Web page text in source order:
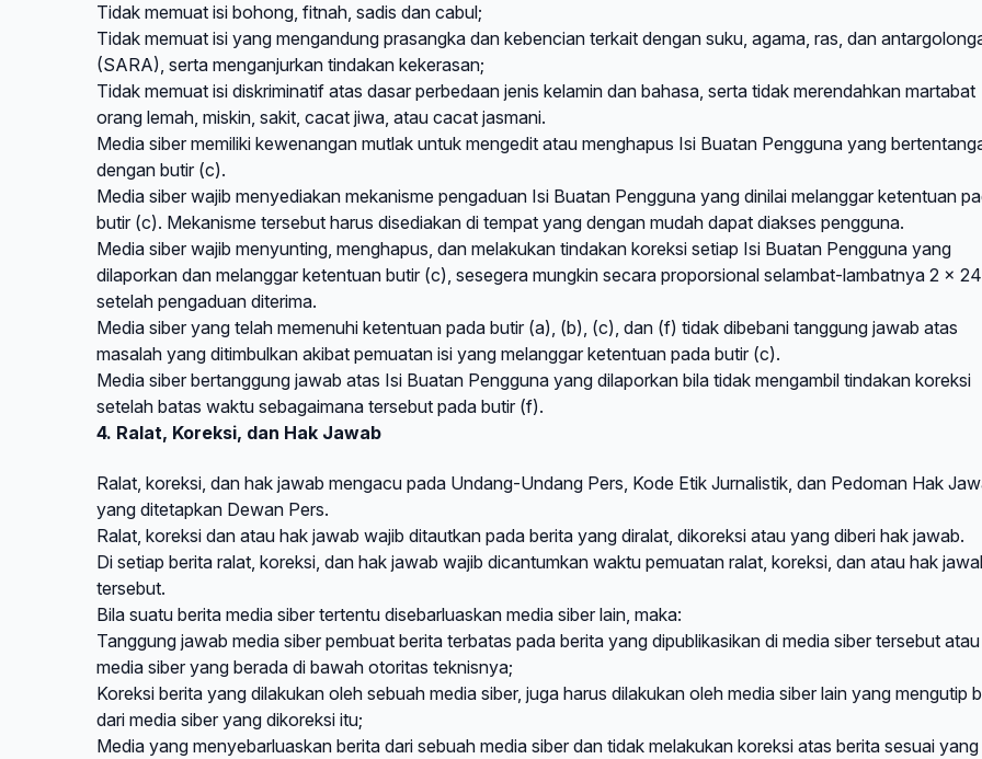
Tidak memuat isi bohong, fitnah, sadis dan cabul;
Tidak memuat isi yang mengandung prasangka dan kebencian terkait dengan suku, agama, ras, dan
(SARA), serta menganjurkan tindakan kekerasan;
Tidak memuat isi diskriminatif atas dasar perbedaan jenis kelamin dan bahasa, serta tidak merendahkan martabat
orang lemah, miskin, sakit, cacat jiwa, atau cacat jasmani.
Media siber memiliki kewenangan mutlak untuk mengedit atau menghapus Isi Buatan Pengguna yang
dengan butir (c).
Media siber wajib menyediakan mekanisme pengaduan Isi Buatan Pengguna yang dinilai melanggar ketentuan
butir (c). Mekanisme tersebut harus disediakan di tempat yang dengan mudah dapat diakses pengguna.
Media siber wajib menyunting, menghapus, dan melakukan tindakan koreksi setiap Isi Buatan Pengguna yang
dilaporkan dan melanggar ketentuan butir (c), sesegera mungkin secara proporsional selambat-lambatnya 2 x
setelah pengaduan diterima.
Media siber yang telah memenuhi ketentuan pada butir (a), (b), (c), dan (f) tidak dibebani tanggung jawab atas
masalah yang ditimbulkan akibat pemuatan isi yang melanggar ketentuan pada butir (c).
Media siber bertanggung jawab atas Isi Buatan Pengguna yang dilaporkan bila tidak mengambil tindakan koreksi
setelah batas waktu sebagaimana tersebut pada butir (f).
4. Ralat, Koreksi, dan Hak Jawab
Ralat, koreksi, dan hak jawab mengacu pada Undang-Undang Pers, Kode Etik Jurnalistik, dan Pedoman Hak
yang ditetapkan Dewan Pers.
Ralat, koreksi dan atau hak jawab wajib ditautkan pada berita yang diralat, dikoreksi atau yang diberi hak jawab.
Di setiap berita ralat, koreksi, dan hak jawab wajib dicantumkan waktu pemuatan ralat, koreksi, dan atau hak
tersebut.
Bila suatu berita media siber tertentu disebarluaskan media siber lain, maka:
Tanggung jawab media siber pembuat berita terbatas pada berita yang dipublikasikan di media siber tersebut atau
media siber yang berada di bawah otoritas teknisnya;
Koreksi berita yang dilakukan oleh sebuah media siber, juga harus dilakukan oleh media siber lain yang mengutip
dari media siber yang dikoreksi itu;
Media yang menyebarluaskan berita dari sebuah media siber dan tidak melakukan koreksi atas berita sesuai yang